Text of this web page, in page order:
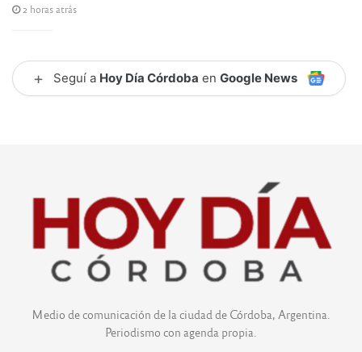
2 horas atrás
+ Seguí a Hoy Día Córdoba en Google News
Medio de comunicación de la ciudad de Córdoba, Argentina.
Periodismo con agenda propia.